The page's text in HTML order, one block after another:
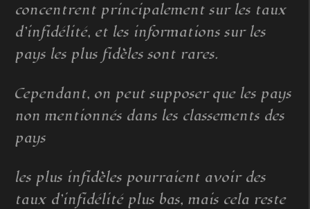
concentrent principalement sur les taux
d’infidélité, et les informations sur les
pays les plus fidèles sont rares.
Cependant, on peut supposer que les pays
non mentionnés dans les classements des
pays
les plus infidèles pourraient avoir des
taux d’infidélité plus bas, mais cela reste